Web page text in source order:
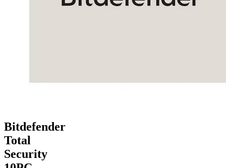
Bitdefender
Total
Security